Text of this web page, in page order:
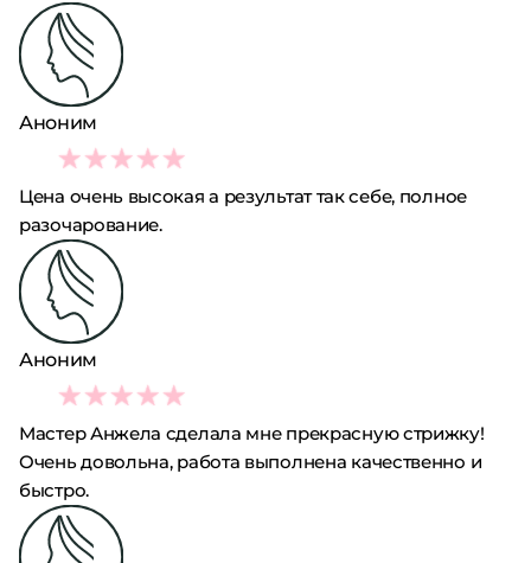
Аноним
2
Цена очень высокая а результат так себе, полное
разочарование.
Аноним
5
Мастер Анжела сделала мне прекрасную стрижку!
Очень довольна, работа выполнена качественно и
быстро.